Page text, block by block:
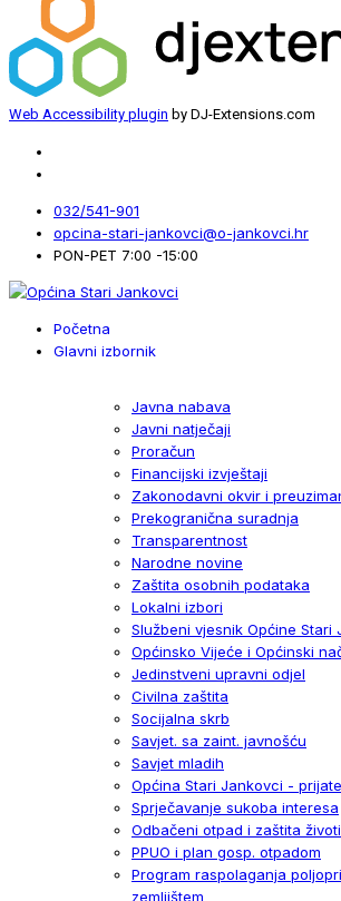
Web Accessibility plugin by DJ-Extensions.com
032/541-901
opcina-stari-jankovci@o-jankovci.hr
PON-PET 7:00 -15:00
Početna
Glavni izbornik
Javna nabava
Javni natječaji
Proračun
Financijski izvještaji
Zakonodavni okvir i
Prekogranična suradnja
Transparentnost
Narodne novine
Zaštita osobnih podataka
Lokalni izbori
Službeni vjesnik Općine Stari
Općinsko Vijeće i Općinski
Jedinstveni upravni odjel
Civilna zaštita
Socijalna skrb
Savjet. sa zaint. javnošću
Savjet mladih
Općina Stari Jankovci -
Sprječavanje sukoba interesa
Odbačeni otpad i zaštita
PPUO i plan gosp. otpadom
Program raspolaganja
zemljištem